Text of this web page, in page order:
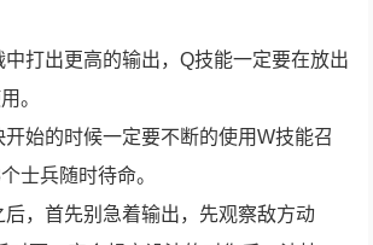
中打出更高的输出，Q技能一定要在放出
。
开始的时候一定要不断的使用W技能召
士兵随时待命。
后，首先别急着输出，先观察敌方动